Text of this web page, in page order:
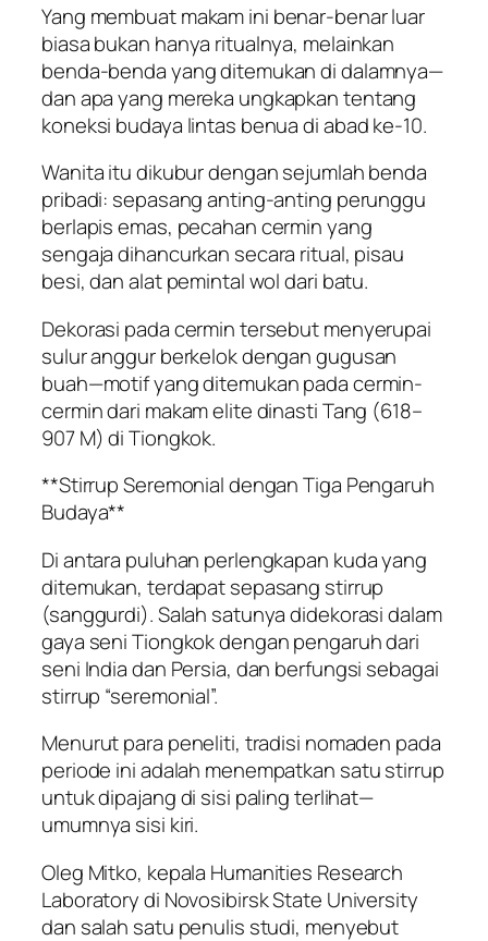
Yang membuat makam ini benar-benar luar
biasa bukan hanya ritualnya, melainkan
benda-benda yang ditemukan di dalamnya—
dan apa yang mereka ungkapkan tentang
koneksi budaya lintas benua di abad ke-10.
Wanita itu dikubur dengan sejumlah benda
pribadi: sepasang anting-anting perunggu
berlapis emas, pecahan cermin yang
sengaja dihancurkan secara ritual, pisau
besi, dan alat pemintal wol dari batu.
Dekorasi pada cermin tersebut menyerupai
sulur anggur berkelok dengan gugusan
buah—motif yang ditemukan pada cermin-
cermin dari makam elite dinasti Tang (618–
907 M) di Tiongkok.
**Stirrup Seremonial dengan Tiga Pengaruh
Budaya**
Di antara puluhan perlengkapan kuda yang
ditemukan, terdapat sepasang stirrup
(sanggurdi). Salah satunya didekorasi dalam
gaya seni Tiongkok dengan pengaruh dari
seni India dan Persia, dan berfungsi sebagai
stirrup “seremonial”.
Menurut para peneliti, tradisi nomaden pada
periode ini adalah menempatkan satu stirrup
untuk dipajang di sisi paling terlihat—
umumnya sisi kiri.
Oleg Mitko, kepala Humanities Research
Laboratory di Novosibirsk State University
dan salah satu penulis studi, menyebut